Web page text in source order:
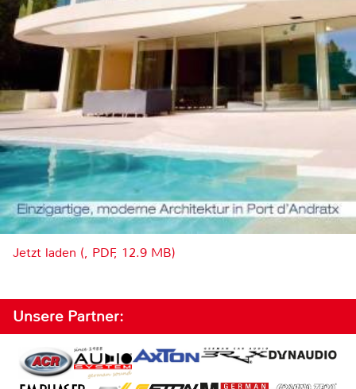
Jetzt laden (, PDF, 12.9 MB)
Unsere Partner: